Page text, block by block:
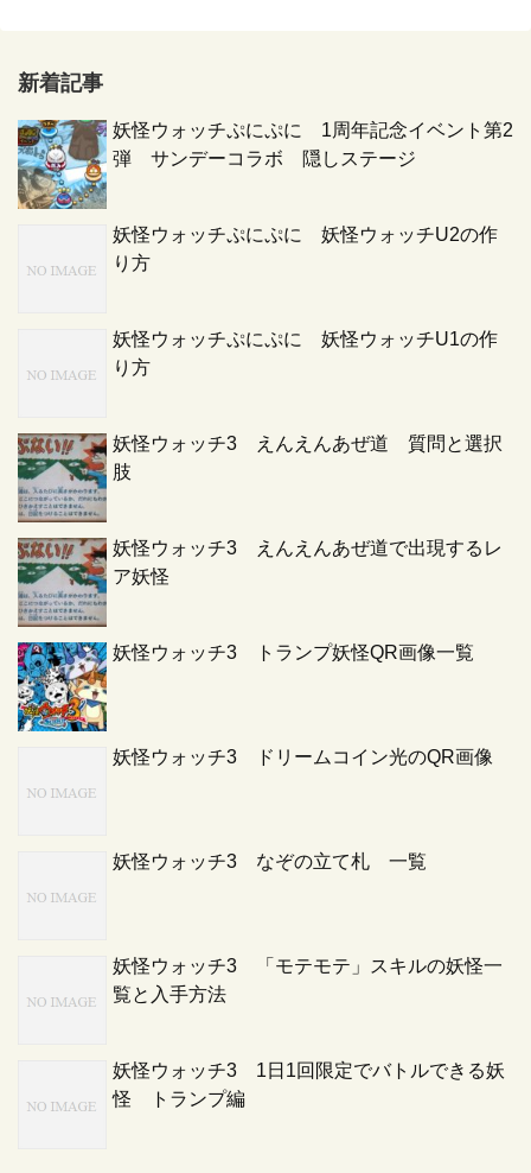
新着記事
妖怪ウォッチぷにぷに 1周年記念イベント第2
弾 サンデーコラボ 隠しステージ
妖怪ウォッチぷにぷに 妖怪ウォッチU2の作
り方
妖怪ウォッチぷにぷに 妖怪ウォッチU1の作
り方
妖怪ウォッチ3 えんえんあぜ道 質問と選択
肢
妖怪ウォッチ3 えんえんあぜ道で出現するレ
ア妖怪
妖怪ウォッチ3 トランプ妖怪QR画像一覧
妖怪ウォッチ3 ドリームコイン光のQR画像
妖怪ウォッチ3 なぞの立て札 一覧
妖怪ウォッチ3 「モテモテ」スキルの妖怪一
覧と入手方法
妖怪ウォッチ3 1日1回限定でバトルできる妖
怪 トランプ編